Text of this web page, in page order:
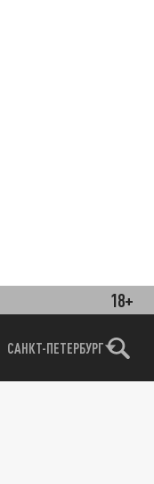
18+
САНКТ-ПЕТЕРБУРГ